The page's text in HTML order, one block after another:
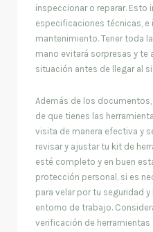
inspeccionar o reparar. Esto
especificaciones técnicas,
mantenimiento. Tener toda
mano evitará sorpresas y te
situación antes de llegar al
Además de los
de que tienes las
visita de manera efectiva y
revisar y ajustar tu kit de
esté completo y en buen
protección personal, si es
para velar por tu seguridad y
entorno de trabajo.
verificación de herramientas